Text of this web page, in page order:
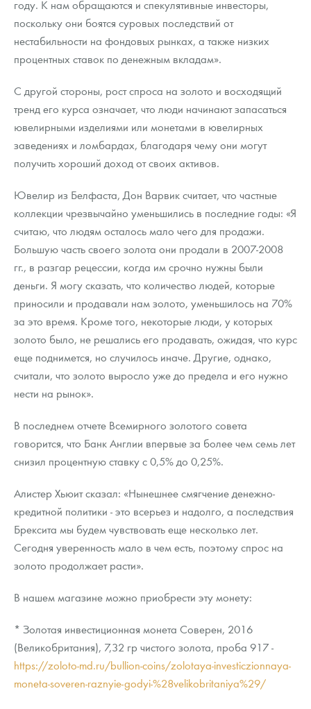
году. К нам обращаются и спекулятивные инвесторы,
поскольку они боятся суровых последствий от
нестабильности на фондовых рынках, а также низких
процентных ставок по денежным вкладам».
С другой стороны, рост спроса на золото и восходящий
тренд его курса означает, что люди начинают запасаться
ювелирными изделиями или монетами в ювелирных
заведениях и ломбардах, благодаря чему они могут
получить хороший доход от своих активов.
Ювелир из Белфаста, Дон Варвик считает, что частные
коллекции чрезвычайно уменьшились в последние годы: «Я
считаю, что людям осталось мало чего для продажи.
Большую часть своего золота они продали в 2007-2008
гг., в разгар рецессии, когда им срочно нужны были
деньги. Я могу сказать, что количество людей, которые
приносили и продавали нам золото, уменьшилось на 70%
за это время. Кроме того, некоторые люди, у которых
золото было, не решались его продавать, ожидая, что курс
еще поднимется, но случилось иначе. Другие, однако,
считали, что золото выросло уже до предела и его нужно
нести на рынок».
В последнем отчете Всемирного золотого совета
говорится, что Банк Англии впервые за более чем семь лет
снизил процентную ставку с 0,5% до 0,25%.
Алистер Хьюит сказал: «Нынешнее смягчение денежно-
кредитной политики - это всерьез и надолго, а последствия
Брексита мы будем чувствовать еще несколько лет.
Сегодня уверенность мало в чем есть, поэтому спрос на
золото продолжает расти».
В нашем магазине можно приобрести эту монету:
* Золотая инвестиционная монета Соверен, 2016
(Великобритания), 7,32 гр чистого золота, проба 917 -
https://zoloto-md.ru/bullion-coins/zolotaya-investiczionnaya-
moneta-soveren-raznyie-godyi-%28velikobritaniya%29/